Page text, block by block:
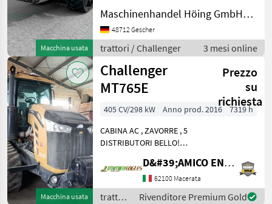
Macchina usata
MT 775 E
Baujahr/Erstzulassung
24.03.2016 Betriebsstunden
3543 Motorleistung KW / PS
298
Maschinenhandel Höing GmbH&Co.KG
48712 Gescher
trattori / Challenger 3 mesi online
Macchina usata
Challenger
MT765E
Prezzo
su
richiesta
405 CV/298 kW Anno prod. 2016
7319 h
CABINA AC , ZAVORRE , 5
DISTRIBUTORI BELLO!
D&#39;AMICO ENGLES SRL
62100 Macerata
trattori
Rivenditore Premium Gold